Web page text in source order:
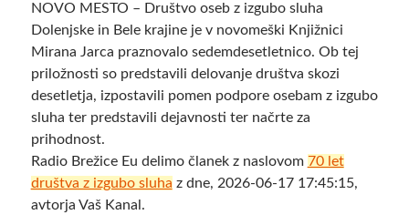
NOVO MESTO – Društvo oseb z izgubo sluha
Dolenjske in Bele krajine je v novomeški Knjižnici
Mirana Jarca praznovalo sedemdesetletnico. Ob tej
priložnosti so predstavili delovanje društva skozi
desetletja, izpostavili pomen podpore osebam z izgubo
sluha ter predstavili dejavnosti ter načrte za
prihodnost.
Radio Brežice Eu delimo članek z naslovom 70 let
društva z izgubo sluha z dne, 2026-06-17 17:45:15,
avtorja Vaš Kanal.